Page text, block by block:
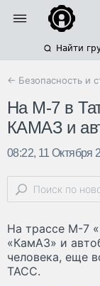
Найти
← Безопасность и
На М-7 в
КАМАЗ и
08:22, 11 Октября
На трассе М-7
«КамАЗ» и
человека, еще
ТАСС.